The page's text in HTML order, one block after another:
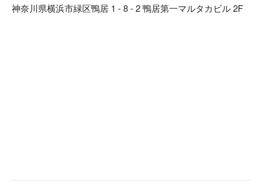
益子燒，與餐廳裝潢完美結合，更襯托料理美味。
神奈川県横浜市緑区鴨居 1 - 8 - 2 鴨居第一マルタカビル 2F